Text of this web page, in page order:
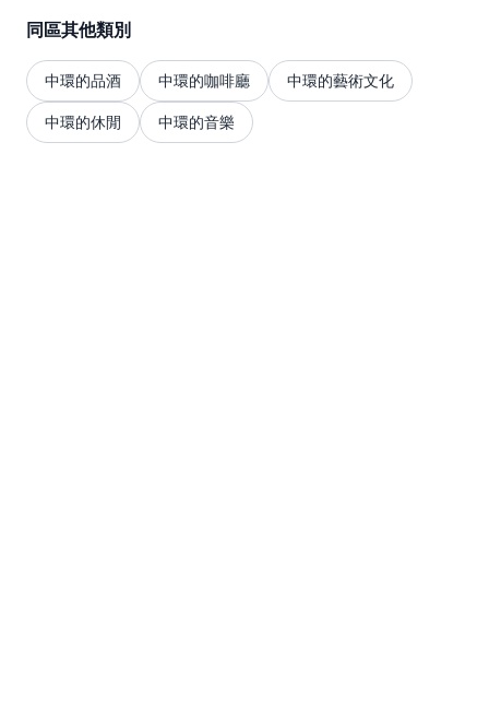
同區其他類別
中環的品酒 中環的咖啡廳
中環的藝術文化
中環的休閒
中環的音樂